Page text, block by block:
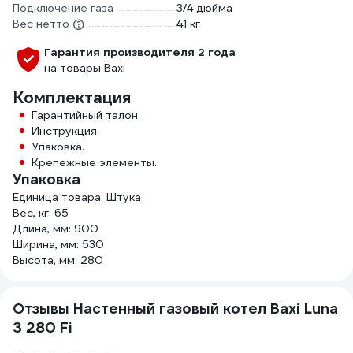
Подключение газа
3/4 дюйма
Вес нетто
41 кг
Гарантия производителя 2 года
на товары Baxi
Комплектация
Гарантийный талон.
Инструкция.
Упаковка.
Крепежные элементы.
Упаковка
Единица товара: Штука
Вес, кг: 65
Длина, мм: 900
Ширина, мм: 530
Высота, мм: 280
Отзывы Настенный газовый котел Baxi Luna
3 280 Fi